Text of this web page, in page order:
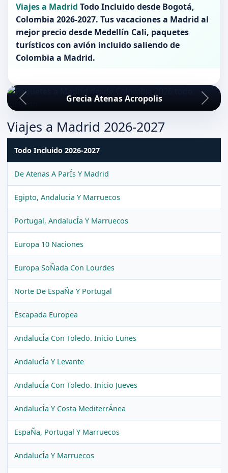
Viajes a Madrid Todo Incluido desde Bogotá,
Colombia 2026-2027. Tus vacaciones a Madrid al
mejor precio desde Medellín Cali, paquetes
turísticos con avión incluido saliendo de
Colombia a Madrid.
Grecia Atenas Acropolis
Viajes a Madrid 2026-2027
Todo Incluido 2026-2027
De Atenas A ParÍs Y Madrid
Egipto, Andalucia Y Marruecos
Portugal, AndalucÍa Y Marruecos
Europa 10 Naciones
Europa SoÑada Con Lourdes
Norte De EspaÑa Y Portugal
Escapada Europea
AndalucÍa Con Toledo. Inicio Lunes
AndalucÍa Y Levante
AndalucÍa Con Toledo. Inicio Jueves
AndalucÍa Y Costa MediterrÁnea
EspaÑa, Portugal Y Marruecos
AndalucÍa Y Marruecos